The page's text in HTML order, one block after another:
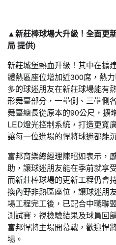
▲新莊棒球場大升級！全面更
局 提供)
新莊城堡熱血升級！其中在擴
體熱區座位增加近300席，熱
多的球迷朋友在新莊球場能有
形舞臺部分，一壘側、三壘側
舞臺總長從原本的90公尺，擴
LED燈光控制系統，打造更寬
讓每一位進場的悍將球迷都能
富邦育樂總經理陳昭如表示，
助，讓球迷朋友能在季前就享
而新莊棒球場的更新工程仍會
換內野非熱區座位，讓球迷朋
場工程完工後，已配合中職聯
測試賽，視檢驗結果及球員回
富邦悍將主場開幕戰，歡迎悍
場。